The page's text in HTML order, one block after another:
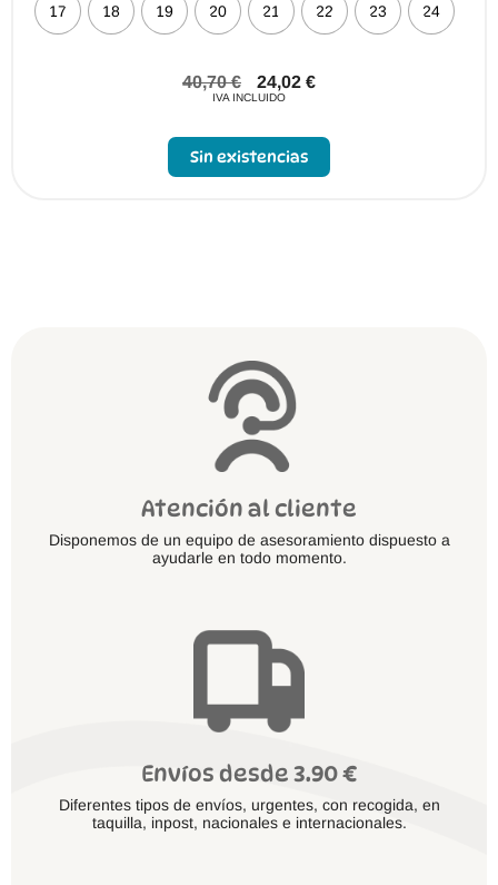
17 18 19 20 21 22 23 24
40,70€ 24,02 €
IVA INCLUIDO
Sin existencias
Atención al cliente
Disponemos de un equipo de asesoramiento dispuesto a
ayudarle en todo momento.
Envíos desde 3.90 €
Diferentes tipos de envíos, urgentes, con recogida, en
taquilla, inpost, nacionales e internacionales.